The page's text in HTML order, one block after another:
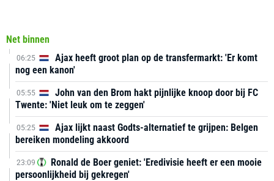
Net binnen
06:25
Ajax heeft groot plan op de transfermarkt: 'Er komt
nog een kanon'
05:55
John van den Brom hakt pijnlijke knoop door bij FC
Twente: 'Niet leuk om te zeggen'
05:25
Ajax lijkt naast Godts-alternatief te grijpen: Belgen
bereiken mondeling akkoord
23:09
Ronald de Boer geniet: 'Eredivisie heeft er een mooie
persoonlijkheid bij gekregen'